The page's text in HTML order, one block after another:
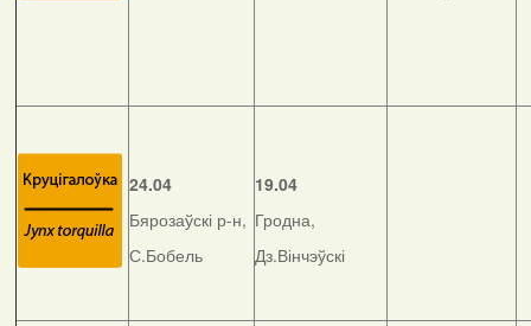
24.04
Бярозаўскі р-н,
С.Бобель
19.04
Гродна,
Дз.Вінчэўскі